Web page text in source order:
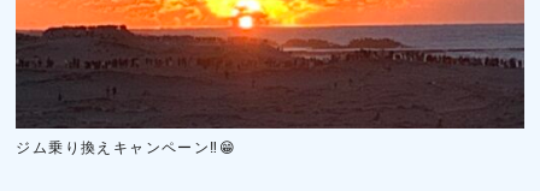
ジム乗り換えキャンペーン‼️😁